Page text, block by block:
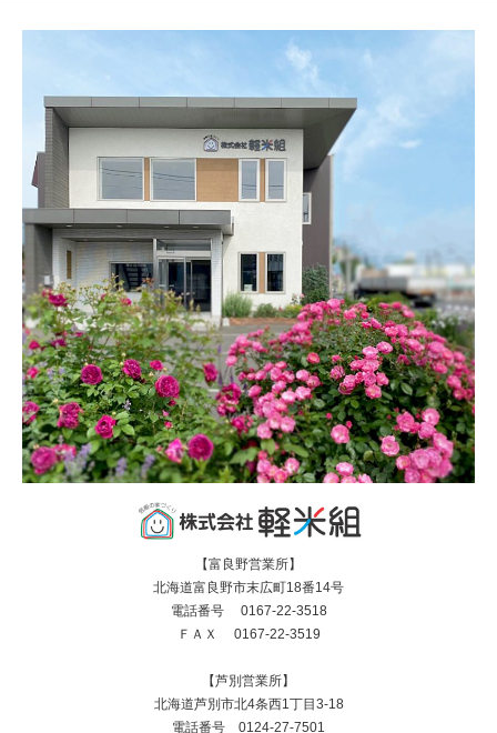
【富良野営業所】
北海道富良野市末広町18番14号
電話番号 0167-22-3518
ＦＡＸ 0167-22-3519
【芦別営業所】
北海道芦別市北4条西1丁目3-18
電話番号 0124-27-7501